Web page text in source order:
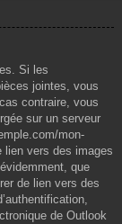
Si les
jointes, vous
contraire, vous
sur un serveur
mon-
lien vers des images
que
de lien vers des
de Outlook